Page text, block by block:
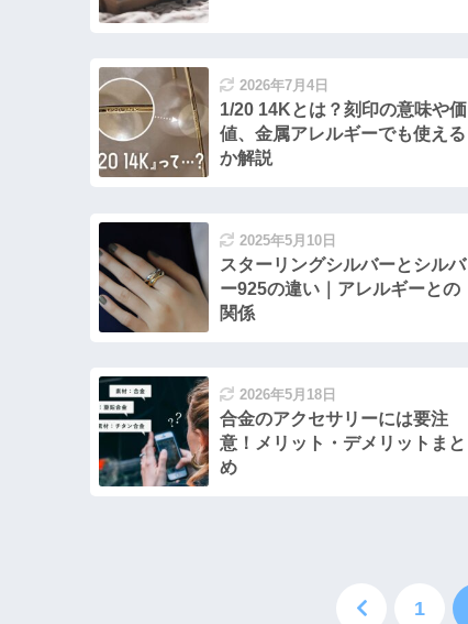
2026年7月4日
1/20 14Kとは？刻印の意味や価
値、金属アレルギーでも使える
か解説
2025年5月10日
スターリングシルバーとシルバ
ー925の違い｜アレルギーとの
関係
2026年5月18日
合金のアクセサリーには要注
意！メリット・デメリットまと
め
1